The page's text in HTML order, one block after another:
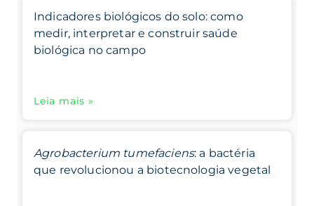
Indicadores biológicos do solo: como
medir, interpretar e construir saúde
biológica no campo
Leia mais »
Agrobacterium tumefaciens: a bactéria
que revolucionou a biotecnologia vegetal